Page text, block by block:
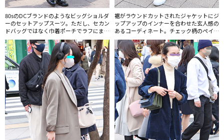
80sのDCブランドのようなビッグショルダ
ーのセットアップスーツ。ただし、セカン
ドバッグではなく巾着ポーチでラフにまと
めるのが2020年流。
裾がラウンドカットされたジャケットにジ
ップアップのインナーを合わせた玄人感の
あるコーディネート。チェック柄のペイン
ターデニムパンツはデザイナーのゴーシ
ャ・ラブチンスキーが、ロシアのスケート
ボーダー達とスタートしたスケートレーベ
ル「PACCBET（ラスベート）」。